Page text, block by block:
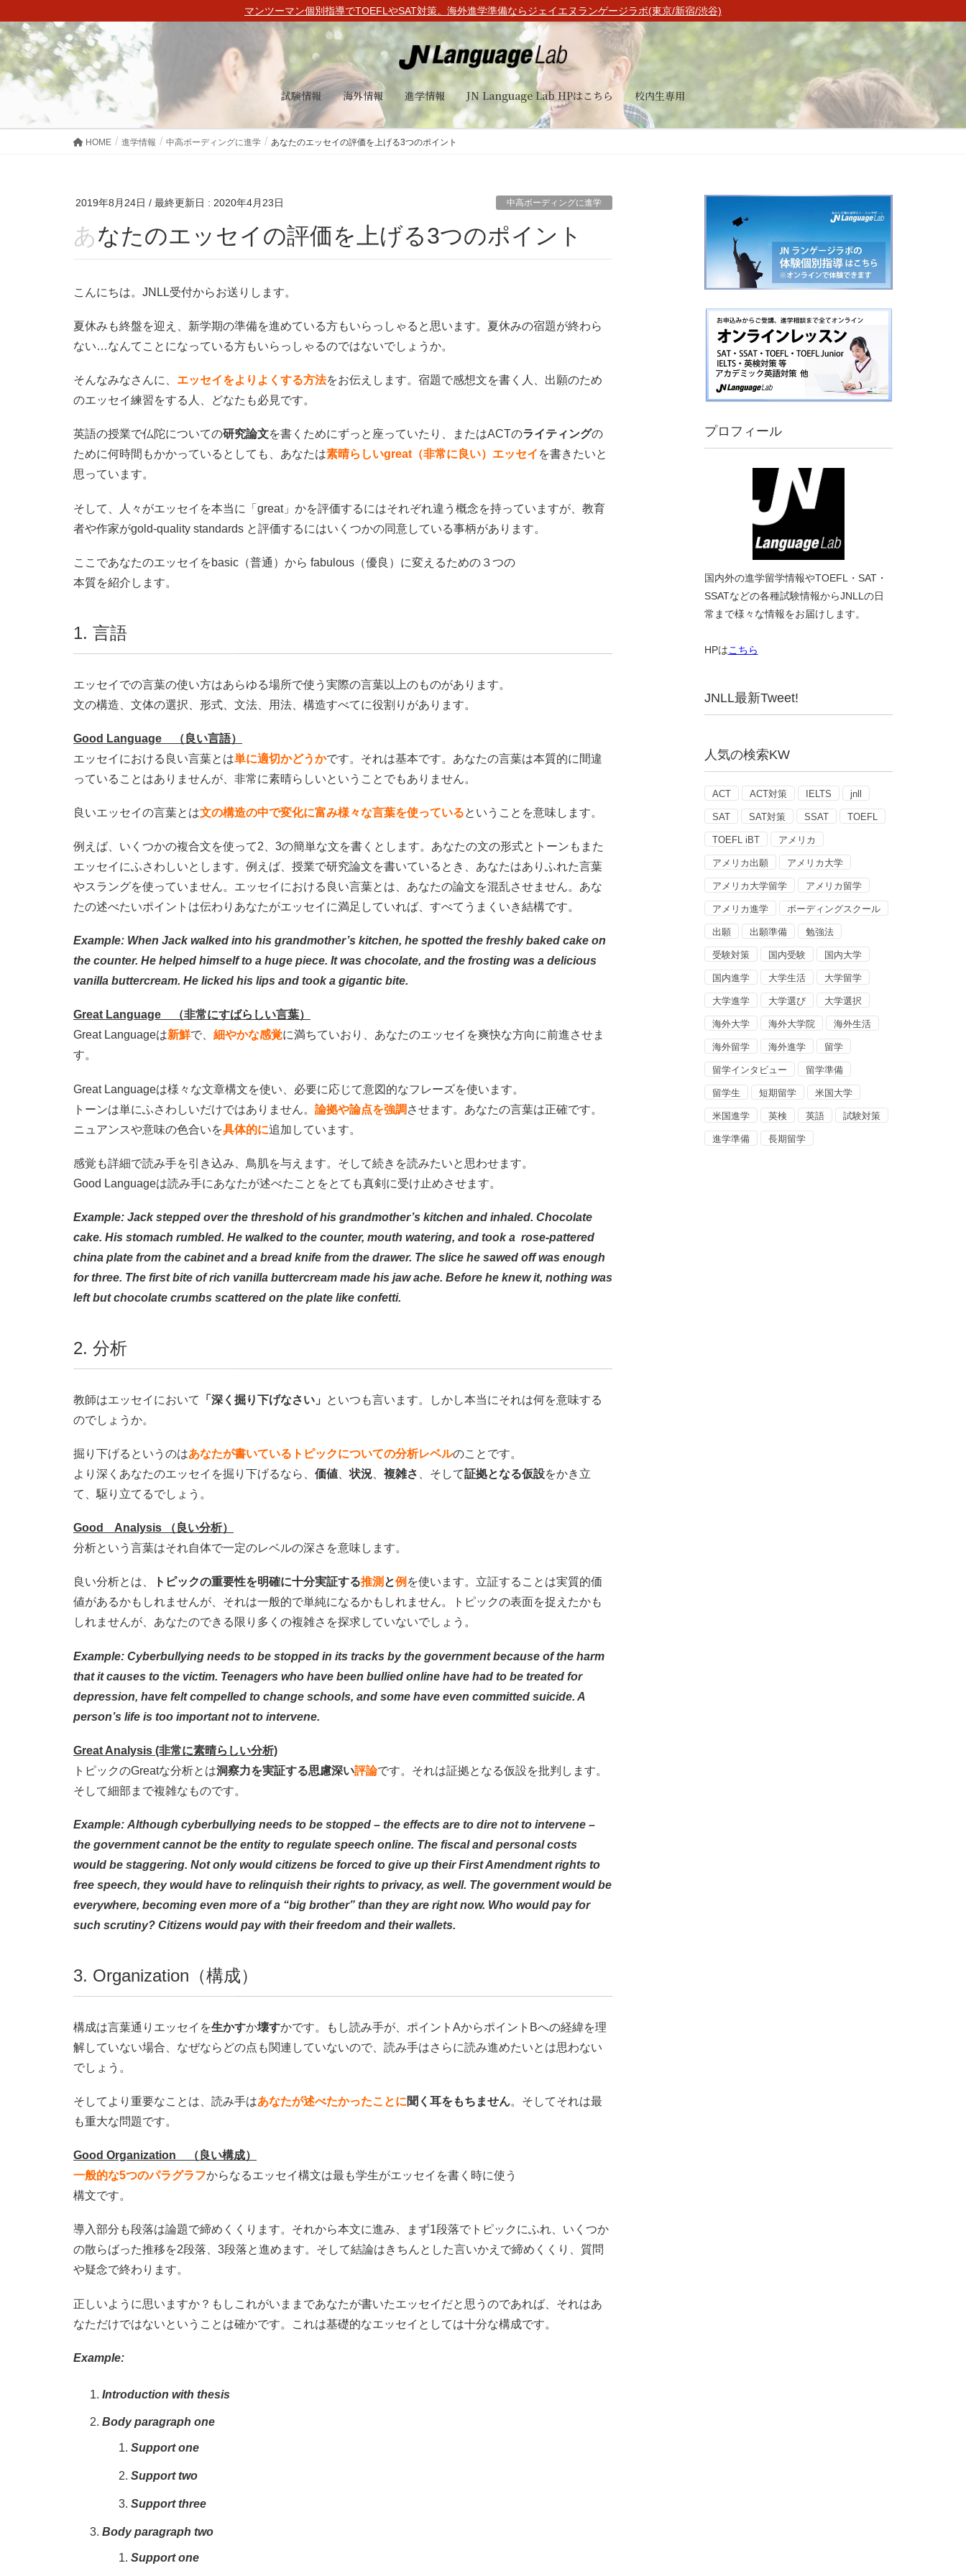
マンツーマン個別指導でTOEFLやSAT対策。海外進学準備ならジェイエヌランゲージラボ(東京/新宿/渋谷)
試験情報 海外情報 進学情報 JN Language Lab HPはこちら 校内生専用
中高ボーディングに進学
HOME 進学情報 中高ボーディングに進学 あなたのエッセイの評価を上げる3つのポイント
2019年8月24日 / 最終更新日 : 2020年4月23日 中高ボーディングに進学
あなたのエッセイの評価を上げる3つのポイント
こんにちは。JNLL受付からお送りします。
夏休みも終盤を迎え、新学期の準備を進めている方もいらっしゃると思います。夏休みの宿題が終わら
ない…なんてことになっている方もいらっしゃるのではないでしょうか。
そんなみなさんに、 エッセイをよりよくする方法をお伝えします。宿題で感想文を書く人、出願のため
のエッセイ練習をする人、どなたも必見です。
英語の授業で仏陀についての研究論文を書くためにずっと座っていたり、またはACTのライティングの
ために何時間もかかっているとしても、あなたは素晴らしいgreat（非常に良い）エッセイ を書きたいと
思っています。
そして、人々がエッセイを本当に「great」かを評価するにはそれぞれ違う概念を持っていますが、教育
者や作家がgold-quality standards と評価するにはいくつかの同意している事柄があります。
ここであなたのエッセイをbasic（普通）から fabulous（優良）に変えるための３つの
本質を紹介します。
1. 言語
エッセイでの言葉の使い方はあらゆる場所で使う実際の言葉以上のものがあります。
文の構造、文体の選択、形式、文法、用法、構造すべてに役割りがあります。
Good Language （良い言語）
エッセイにおける良い言葉とは単に適切かどうかです。それは基本です。あなたの言葉は本質的に間違
っていることはありませんが、非常に素晴らしいということでもありません。
良いエッセイの言葉とは文の構造の中で変化に富み様々な言葉を使っているということを意味します。
例えば、いくつかの複合文を使って2、3の簡単な文を書くとします。あなたの文の形式とトーンもまた
エッセイにふさわしいとします。例えば、授業で研究論文を書いているとき、あなたはありふれた言葉
やスラングを使っていません。エッセイにおける良い言葉とは、あなたの論文を混乱させません。あな
たの述べたいポイントは伝わりあなたがエッセイに満足していれば、すべてうまくいき結構です。
Example: When Jack walked into his grandmother’s kitchen, he spotted the freshly baked cake on
the counter. He helped himself to a huge piece. It was chocolate, and the frosting was a delicious
vanilla buttercream. He licked his lips and took a gigantic bite.
Great Language （非常にすばらしい言葉）
Great Languageは新鮮で、 細やかな感覚に満ちていおり、あなたのエッセイを爽快な方向に前進させま
す。
Great Languageは様々な文章構文を使い、必要に応じて意図的なフレーズを使います。
トーンは単にふさわしいだけではありません。 論拠や論点を強調 させます。あなたの言葉は正確です。
ニュアンスや意味の色合いを具体的に追加しています。
感覚も詳細で読み手を引き込み、鳥肌を与えます。そして続きを読みたいと思わせます。
Good Languageは読み手にあなたが述べたことをとても真剣に受け止めさせます。
Example: Jack stepped over the threshold of his grandmother’s kitchen and inhaled. Chocolate
cake. His stomach rumbled. He walked to the counter, mouth watering, and took a rose-pattered
china plate from the cabinet and a bread knife from the drawer. The slice he sawed off was enough
for three. The first bite of rich vanilla buttercream made his jaw ache. Before he knew it, nothing was
left but chocolate crumbs scattered on the plate like confetti.
2. 分析
教師はエッセイにおいて 「深く掘り下げなさい」
といつも言います。しかし本当にそれは何を意味する
のでしょうか。
掘り下げるというのはあなたが書いているトピックについての分析レベルのことです。
より深くあなたのエッセイを掘り下げるなら、 価値 、状況 複雑さ 、そして証拠となる仮設をかき立
て、駆り立てるでしょう。
Good Analysis （良い分析）
分析という言葉はそれ自体で一定のレベルの深さを意味します。
良い分析とは、 トピックの重要性を明確に十分実証する推測 と例 を使います。立証することは実質的価
値があるかもしれませんが、それは一般的で単純になるかもしれません。トピックの表面を捉えたかも
しれませんが、あなたのできる限り多くの複雑さを探求していないでしょう。
Example: Cyberbullying needs to be stopped in its tracks by the government because of the harm
that it causes to the victim. Teenagers who have been bullied online have had to be treated for
depression, have felt compelled to change schools, and some have even committed suicide. A
person’s life is too important not to intervene.
Great Analysis (非常に素晴らしい分析)
トピックのGreatな分析とは洞察力を実証する思慮深い評論です。それは証拠となる仮設を批判します。
そして細部まで複雑なものです。
Example: Although cyberbullying needs to be stopped – the effects are to dire not to intervene –
the government cannot be the entity to regulate speech online. The fiscal and personal costs
would be staggering. Not only would citizens be forced to give up their First Amendment rights to
free speech, they would have to relinquish their rights to privacy, as well. The government would be
everywhere, becoming even more of a “big brother” than they are right now. Who would pay for
such scrutiny? Citizens would pay with their freedom and their wallets.
3. Organization（構成）
構成は言葉通りエッセイを生かすか壊すかです。もし読み手が、ポイントAからポイントBへの経緯を理
解していない場合、なぜならどの点も関連していないので、読み手はさらに読み進めたいとは思わない
でしょう。
そしてより重要なことは、読み手はあなたが述べたかったことに聞く耳をもちません。そしてそれは最
も重大な問題です。
Good Organization （良い構成）
一般的な5つのパラグラフからなるエッセイ構文は最も学生がエッセイを書く時に使う
構文です。
導入部分も段落は論題で締めくくります。それから本文に進み、まず1段落でトピックにふれ、いくつか
の散らばった推移を2段落、3段落と進めます。そして結論はきちんとした言いかえで締めくくり、質問
や疑念で終わります。
正しいように思いますか？もしこれがいままであなたが書いたエッセイだと思うのであれば、それはあ
なただけではないということは確かです。これは基礎的なエッセイとしては十分な構成です。
Example:
Introduction with thesis
Body paragraph one
Support one
Support two
Support three
Body paragraph two
Support one
プロフィール
国内外の進学留学情報やTOEFL・SAT・
SSATなどの各種試験情報からJNLLの日
常まで様々な情報をお届けします。
HPはこちら
JNLL最新Tweet!
人気の検索KW
ACT ACT対策 IELTS jnll
SAT SAT対策 SSAT TOEFL
TOEFL iBT アメリカ
アメリカ出願 アメリカ大学
アメリカ大学留学 アメリカ留学
アメリカ進学 ボーディングスクール
出願 出願準備 勉強法
受験対策 国内受験 国内大学
国内進学 大学生活 大学留学
大学進学 大学選び 大学選択
海外大学 海外大学院 海外生活
海外留学 海外進学 留学
留学インタビュー 留学準備
留学生 短期留学 米国大学
米国進学 英検 英語 試験対策
進学準備 長期留学